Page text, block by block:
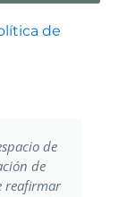
de
de
reafirmar
de